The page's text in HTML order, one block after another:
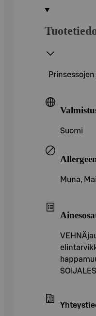
Suomi
Muna,